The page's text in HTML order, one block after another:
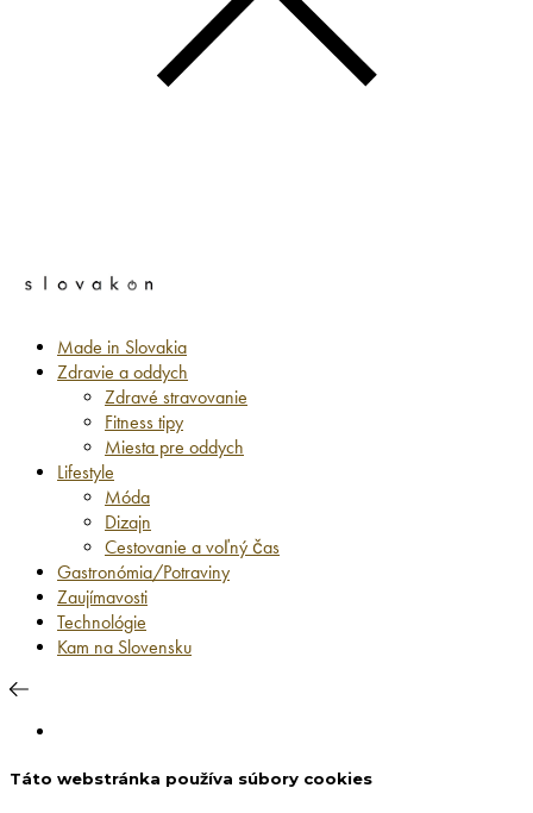
Made in Slovakia
Zdravie a oddych
Zdravé stravovanie
Fitness tipy
Miesta pre oddych
Lifestyle
Móda
Dizajn
Cestovanie a voľný čas
Gastronómia/Potraviny
Zaujímavosti
Technológie
Kam na Slovensku
Táto webstránka používa súbory cookies